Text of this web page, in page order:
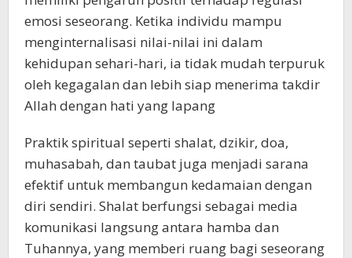
emosi seseorang. Ketika individu mampu
menginternalisasi nilai-nilai ini dalam
kehidupan sehari-hari, ia tidak mudah terpuruk
oleh kegagalan dan lebih siap menerima takdir
Allah dengan hati yang lapang
Praktik spiritual seperti shalat, dzikir, doa,
muhasabah, dan taubat juga menjadi sarana
efektif untuk membangun kedamaian dengan
diri sendiri. Shalat berfungsi sebagai media
komunikasi langsung antara hamba dan
Tuhannya, yang memberi ruang bagi seseorang